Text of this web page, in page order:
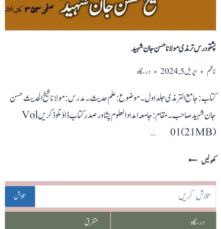
پشتو درس ترمذی مولانا حسن جان شہید
ناظم اپریل 5, 2024 درسگاہ
کتاب: جامع الترمذی جلد اول۔ موضوع: علم حدیث۔ مدرس: مولانا شیخ الحدیث حسن
جان شہید صاحب۔ مقام: جامعہ امداد العلوم پشاور صدر کتاب ڈاؤنلوڈ کریں Vol
01(21MB) …
کھولیںپشتو
ترمذی
مولانا
حسن
تلاش
درسگاہ
متفرق